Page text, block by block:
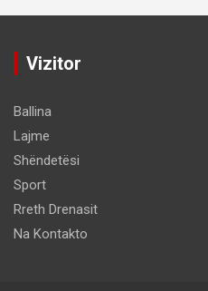
Vizitor
Ballina
Lajme
Shëndetësi
Sport
Rreth Drenasit
Na Kontakto